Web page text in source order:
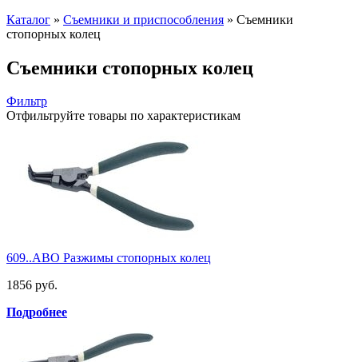
Каталог » Съемники и приспособления » Съемники
стопорных колец
Съемники стопорных колец
Фильтр
Отфильтруйте товары по характеристикам
609..ABO Разжимы стопорных колец
1856 руб.
Подробнее